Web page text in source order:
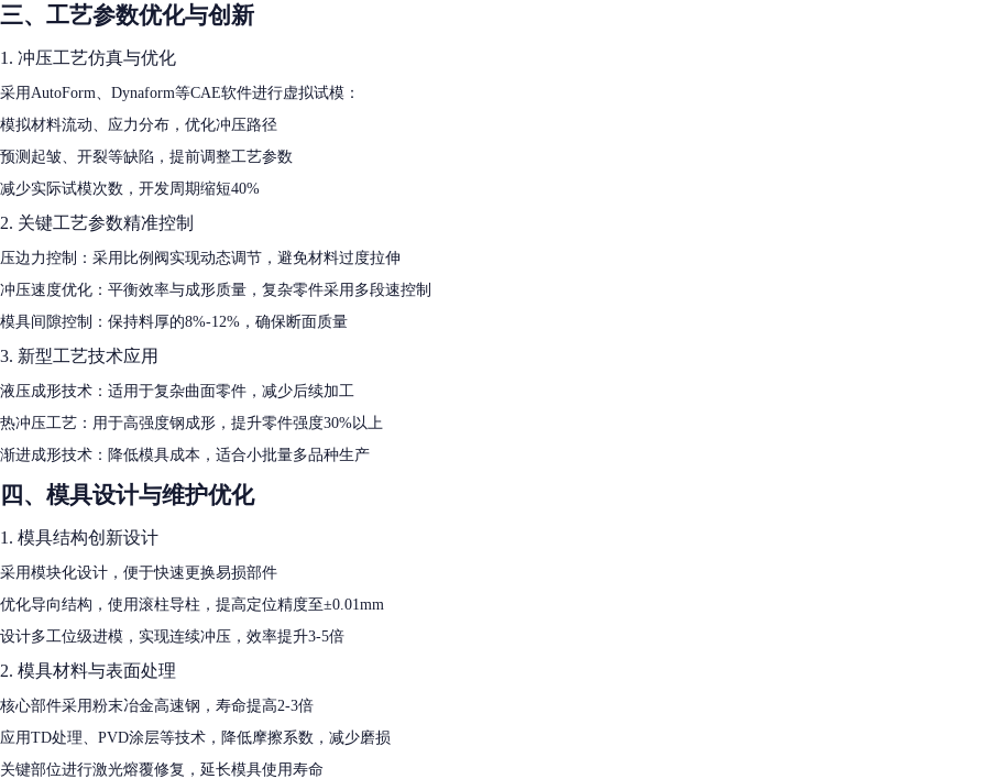
三、工艺参数优化与创新
1. 冲压工艺仿真与优化
采用AutoForm、Dynaform等CAE软件进行虚拟试模：
模拟材料流动、应力分布，优化冲压路径
预测起皱、开裂等缺陷，提前调整工艺参数
减少实际试模次数，开发周期缩短40%
2. 关键工艺参数精准控制
压边力控制：采用比例阀实现动态调节，避免材料过度拉伸
冲压速度优化：平衡效率与成形质量，复杂零件采用多段速控制
模具间隙控制：保持料厚的8%-12%，确保断面质量
3. 新型工艺技术应用
液压成形技术：适用于复杂曲面零件，减少后续加工
热冲压工艺：用于高强度钢成形，提升零件强度30%以上
渐进成形技术：降低模具成本，适合小批量多品种生产
四、模具设计与维护优化
1. 模具结构创新设计
采用模块化设计，便于快速更换易损部件
优化导向结构，使用滚柱导柱，提高定位精度至±0.01mm
设计多工位级进模，实现连续冲压，效率提升3-5倍
2. 模具材料与表面处理
核心部件采用粉末冶金高速钢，寿命提高2-3倍
应用TD处理、PVD涂层等技术，降低摩擦系数，减少磨损
关键部位进行激光熔覆修复，延长模具使用寿命